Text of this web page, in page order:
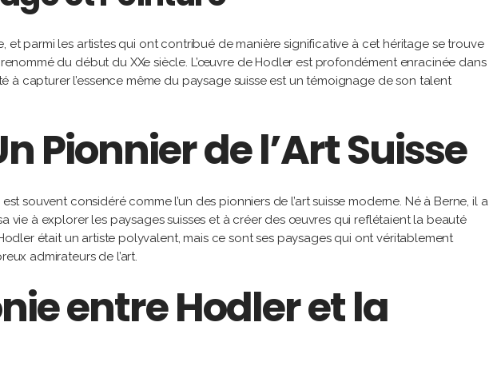
et parmi les artistes qui ont contribué de manière significative à cet héritage se trouve
du début du XXe siècle. L’œuvre de Hodler est profondément enracinée dans
à capturer l’essence même du paysage suisse est un témoignage de son talent
Pionnier de l’Art Suisse
souvent considéré comme l’un des pionniers de l’art suisse moderne. Né à Berne, il a
vie à explorer les paysages suisses et à créer des œuvres qui reflétaient la beauté
était un artiste polyvalent, mais ce sont ses paysages qui ont véritablement
admirateurs de l’art.
entre Hodler et la